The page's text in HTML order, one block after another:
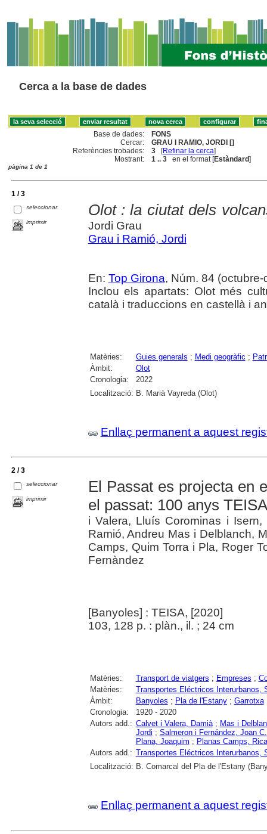
Cerca a la base de dades
Base de dades:
FONS
Cercar:
GRAU I RAMIO, JORDI []
Referències trobades:
3 [Refinar la cerca]
Mostrant:
1 .. 3 en el format [Estàndard]
pàgina 1 de 1
1 / 3
seleccionar
imprimir
Olot : la ciutat dels
Jordi Grau
Grau i Ramió, Jordi
En: Top Girona, Núm. 84
Inclou els apartats: Olot més
català i traduccions en castellà i
Matèries: Guies generals ; Medi geogràfic ;
Àmbit:
Olot
Cronologia:
2022
Localització: B. Marià Vayreda (Olot)
Enllaç permanent a aquest
2 / 3
seleccionar
imprimir
El Passat es projecta en
el passat: 100 anys
i Valera, Lluís Corominas i
Ramió, Andreu Mas i Delblanch,
Camps, Quim Torra i Pla, Roger
Fernàndez
[Banyoles] : TEISA, [2020]
103, 128 p. : plàn., il. ; 24 cm
Matèries: Transport de viatgers ; Empreses ;
Matèries:
Transportes Eléctricos Interurbanos,
Àmbit:
Banyoles ; Pla de l'Estany; Garrotxa
Cronologia:
1920 - 2020
Autors add.: Calvet i Valera, Damià; Mas i
Jordi ; Salmeron i Fernández, Joan C.
Plana, Joaquim ; Planas Camps,
Autors add.: Transportes Eléctricos Interurbanos,
Localització: B. Comarcal del Pla de l'Estany
Enllaç permanent a aquest